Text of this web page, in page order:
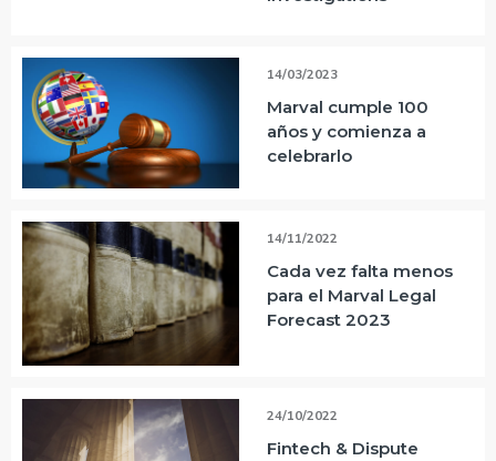
14/03/2023
Marval cumple 100
años y comienza a
celebrarlo
14/11/2022
Cada vez falta menos
para el Marval Legal
Forecast 2023
24/10/2022
Fintech & Dispute